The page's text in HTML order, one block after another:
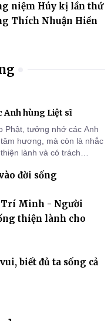
niệm Húy kị lần thứ
Thích Nhuận Hiền
Anh hùng Liệt sĩ
Phật, tưởng nhớ các Anh
hương, mà còn là nhắc
lành và có trách
đời sống
Minh - Người
thiện lành cho
biết đủ ta sống cả